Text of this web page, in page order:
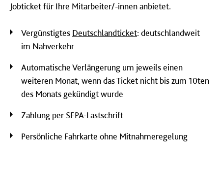
Jobticket für Ihre Mitarbeiter/-innen anbietet.
Vergünstigtes Deutschlandticket: deutschlandweit
im Nahverkehr
Automatische Verlängerung um jeweils einen
weiteren Monat, wenn das Ticket nicht bis zum 10ten
des Monats gekündigt wurde
Zahlung per SEPA-Lastschrift
Persönliche Fahrkarte ohne Mitnahmeregelung